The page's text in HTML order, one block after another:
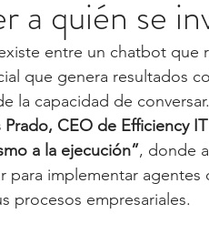
a quién se
entre un chatbot que
que genera resultados
la capacidad de
CEO de Efficiency
a la ejecución”, donde
para implementar
procesos empresariales.